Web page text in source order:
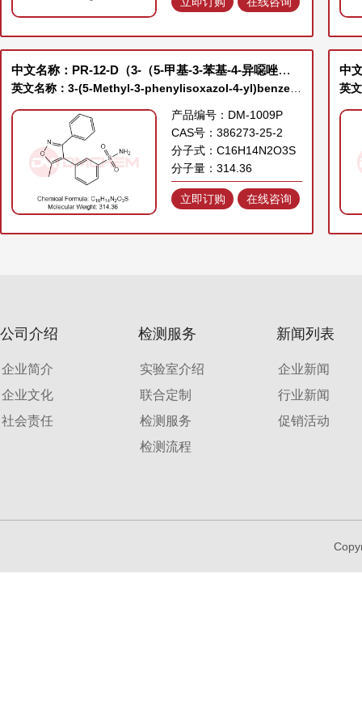
中文名称：PR-12-D（3-（5-甲基-3-苯基-4-异噁唑基）苯磺酰胺）
英文名称：3-(5-Methyl-3-phenylisoxazol-4-yl)benzenesulfonamide
产品编号：DM-1009P
CAS号：386273-25-2
分子式：C16H14N2O3S
分子量：314.36
立即订购 在线咨询
中
公司介绍
企业简介
企业文化
社会责任
检测服务
实验室介绍
联合定制
检测服务
检测流程
新闻列表
企业新闻
行业新闻
促销活动